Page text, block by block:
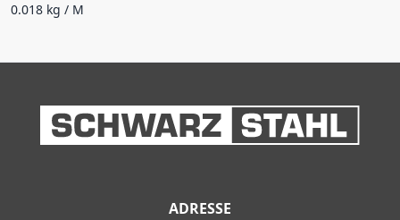
0.018 kg / M
ADRESSE